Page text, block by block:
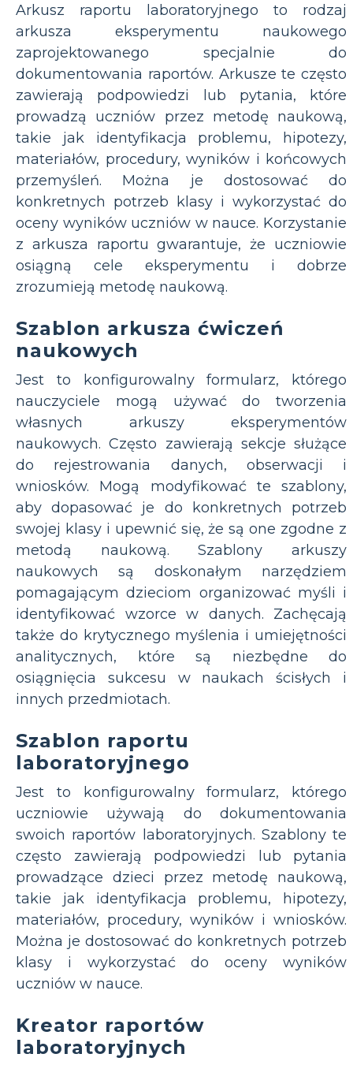
Arkusz raportu laboratoryjnego to rodzaj
arkusza eksperymentu naukowego
zaprojektowanego specjalnie do
dokumentowania raportów. Arkusze te często
zawierają podpowiedzi lub pytania, które
prowadzą uczniów przez metodę naukową,
takie jak identyfikacja problemu, hipotezy,
materiałów, procedury, wyników i końcowych
przemyśleń. Można je dostosować do
konkretnych potrzeb klasy i wykorzystać do
oceny wyników uczniów w nauce. Korzystanie
z arkusza raportu gwarantuje, że uczniowie
osiągną cele eksperymentu i dobrze
zrozumieją metodę naukową.
Szablon arkusza ćwiczeń
naukowych
Jest to konfigurowalny formularz, którego
nauczyciele mogą używać do tworzenia
własnych arkuszy eksperymentów
naukowych. Często zawierają sekcje służące
do rejestrowania danych, obserwacji i
wniosków. Mogą modyfikować te szablony,
aby dopasować je do konkretnych potrzeb
swojej klasy i upewnić się, że są one zgodne z
metodą naukową. Szablony arkuszy
naukowych są doskonałym narzędziem
pomagającym dzieciom organizować myśli i
identyfikować wzorce w danych. Zachęcają
także do krytycznego myślenia i umiejętności
analitycznych, które są niezbędne do
osiągnięcia sukcesu w naukach ścisłych i
innych przedmiotach.
Szablon raportu
laboratoryjnego
Jest to konfigurowalny formularz, którego
uczniowie używają do dokumentowania
swoich raportów laboratoryjnych. Szablony te
często zawierają podpowiedzi lub pytania
prowadzące dzieci przez metodę naukową,
takie jak identyfikacja problemu, hipotezy,
materiałów, procedury, wyników i wniosków.
Można je dostosować do konkretnych potrzeb
klasy i wykorzystać do oceny wyników
uczniów w nauce.
Kreator raportów
laboratoryjnych